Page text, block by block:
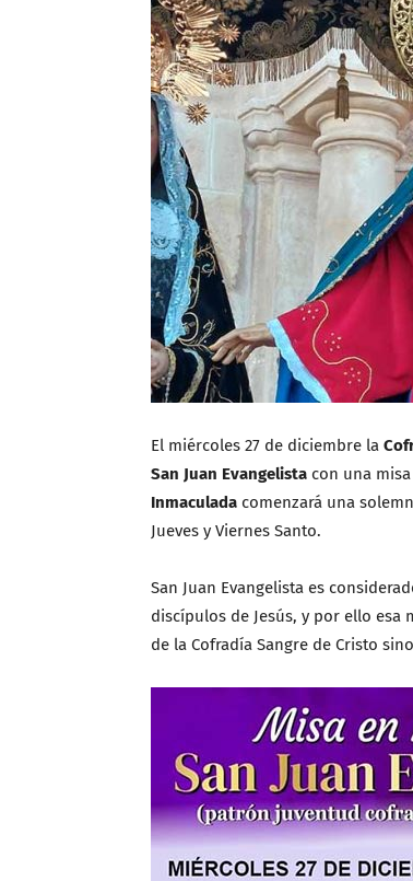
El miércoles 27 de diciembre la
San Juan Evangelista con una
Inmaculada comenzará una
Jueves y Viernes Santo.
San Juan Evangelista es
discípulos de Jesús, y por ello esa
de la Cofradía Sangre de Cristo